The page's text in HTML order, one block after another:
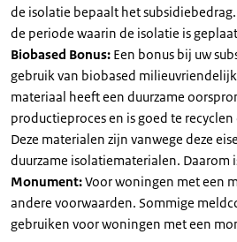
de isolatie bepaalt het
de periode waarin de isolatie is
Biobased Bonus: Een bonus bij uw
gebruik van biobased
materiaal heeft een duurzame
productieproces en is goed te
Deze materialen zijn vanwege deze
duurzame isolatiematerialen. Daarom
Monument:Voor woningen met een
andere voorwaarden. Sommige
gebruiken voor woningen met een